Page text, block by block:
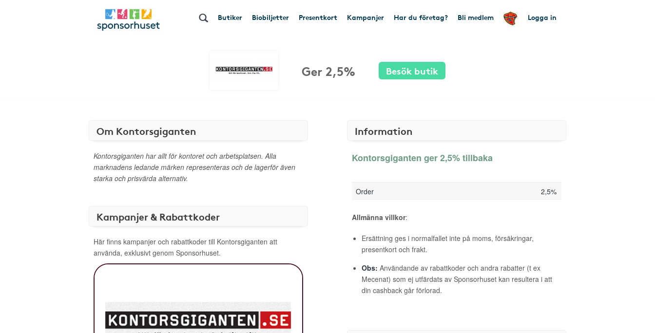
Butiker Biobiljetter Presentkort Kampanjer Har du företag? Bli medlem Logga in
Ger 2,5% Besök butik
Om Kontorsgiganten
Kontorsgiganten har allt för kontoret och arbetsplatsen. Alla
marknadens ledande märken representeras och de lagerför även
starka och prisvärda alternativ.
Kampanjer & Rabattkoder
Här finns kampanjer och rabattkoder till Kontorsgiganten att
använda, exklusivt genom Sponsorhuset.
Information
Kontorsgiganten ger 2,5% tillbaka
Order 2,5%
Allmänna villkor:
Ersättning ges i normalfallet inte på moms, försäkringar,
presentkort och frakt.
Obs: Användande av rabattkoder och andra rabatter (t ex
Mecenat) som ej utfärdats av Sponsorhuset kan resultera i att
din cashback går förlorad.